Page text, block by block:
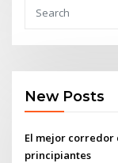
New Posts
El mejor corredor
principiantes